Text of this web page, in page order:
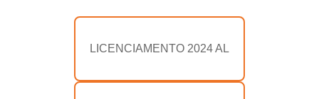
LICENCIAMENTO 2024 AL